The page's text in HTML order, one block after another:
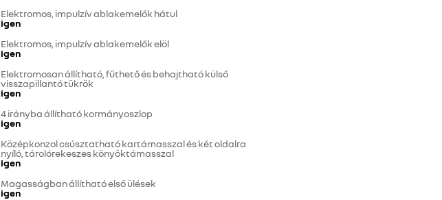
Elektromos, impulzív ablakemelők hátul
igen
Elektromos, impulzív ablakemelők elöl
igen
Elektromosan állítható, fűthető és behajtható külső
visszapillantó tükrök
igen
4 irányba állítható kormányoszlop
igen
Középkonzol csúsztatható kartámasszal és két oldalra
nyíló, tárolórekeszes könyöktámasszal
igen
Magasságban állítható első ülések
igen